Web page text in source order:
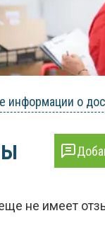
информации о
не имеет